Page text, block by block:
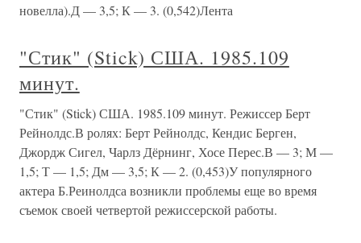
новелла).Д — 3,5; К — 3. (0,542)Лента
"Стик" (Stick) США. 1985.109
минут.
"Стик" (Stick) США. 1985.109 минут. Режиссер Берт
Рейнолдс.В ролях: Берт Рейнолдс, Кендис Берген,
Джордж Сигел, Чарлз Дёрнинг, Хосе Перес.В — 3; М —
1,5; Т — 1,5; Дм — 3,5; К — 2. (0,453)У популярного
актера Б.Реинолдса возникли проблемы еще во время
съемок своей четвертой режиссерской работы.